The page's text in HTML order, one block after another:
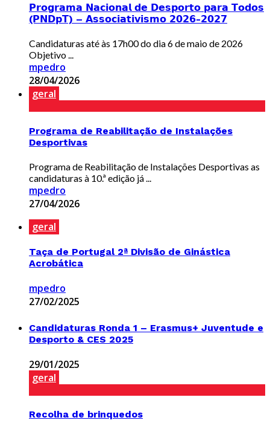
𝗣𝗿𝗼𝗴𝗿𝗮𝗺𝗮 𝗡𝗮𝗰𝗶𝗼𝗻𝗮𝗹 𝗱𝗲 𝗗𝗲𝘀𝗽𝗼𝗿𝘁𝗼 𝗽𝗮𝗿𝗮 𝗧𝗼𝗱𝗼𝘀
(𝗣𝗡𝗗𝗽𝗧) – 𝗔𝘀𝘀𝗼𝗰𝗶𝗮𝘁𝗶𝘃𝗶𝘀𝗺𝗼 𝟮𝟬𝟮𝟲-𝟮𝟬𝟮𝟳
Candidaturas até às 17h00 do dia 6 de maio de 2026
Objetivo ...
mpedro
28/04/2026
geral
Programa de Reabilitação de Instalações
Desportivas
Programa de Reabilitação de Instalações Desportivas as
candidaturas à 10.ª edição já ...
mpedro
27/04/2026
geral
Taça de Portugal 2ª Divisão de Ginástica
Acrobática
mpedro
27/02/2025
Candidaturas Ronda 1 – Erasmus+ Juventude e
Desporto & CES 2025
29/01/2025
geral
Recolha de brinquedos